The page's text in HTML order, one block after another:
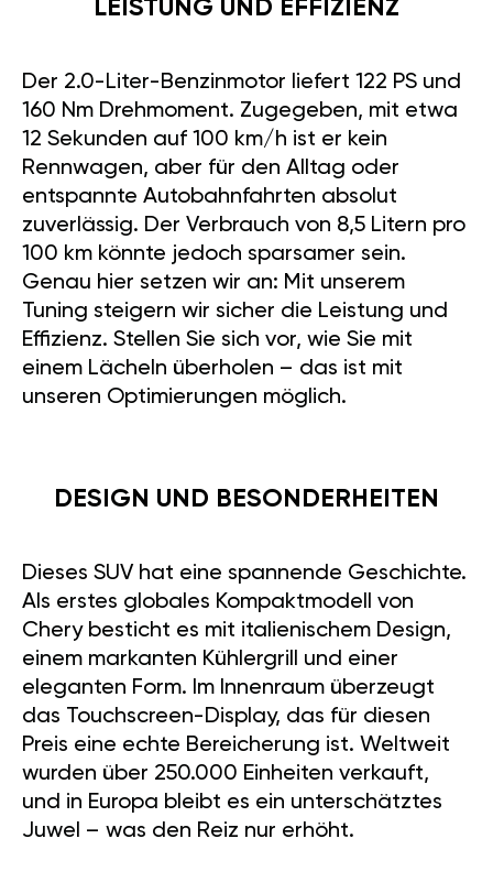
LEISTUNG UND EFFIZIENZ
Der 2.0-Liter-Benzinmotor liefert 122 PS und
160 Nm Drehmoment. Zugegeben, mit etwa
12 Sekunden auf 100 km/h ist er kein
Rennwagen, aber für den Alltag oder
entspannte Autobahnfahrten absolut
zuverlässig. Der Verbrauch von 8,5 Litern pro
100 km könnte jedoch sparsamer sein.
Genau hier setzen wir an: Mit unserem
Tuning steigern wir sicher die Leistung und
Effizienz. Stellen Sie sich vor, wie Sie mit
einem Lächeln überholen – das ist mit
unseren Optimierungen möglich.
DESIGN UND BESONDERHEITEN
Dieses SUV hat eine spannende Geschichte.
Als erstes globales Kompaktmodell von
Chery besticht es mit italienischem Design,
einem markanten Kühlergrill und einer
eleganten Form. Im Innenraum überzeugt
das Touchscreen-Display, das für diesen
Preis eine echte Bereicherung ist. Weltweit
wurden über 250.000 Einheiten verkauft,
und in Europa bleibt es ein unterschätztes
Juwel – was den Reiz nur erhöht.